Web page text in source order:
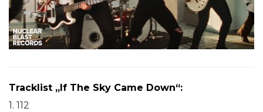
Tracklist „If The Sky Came Down“:
1. 112